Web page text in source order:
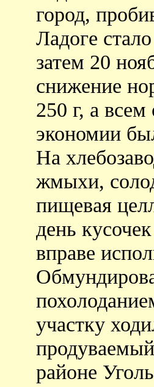
город,
Ладоге
затем 20
снижение
250 г, а
экономии
На
жмыхи,
пищевая
день
вправе
участку
районе